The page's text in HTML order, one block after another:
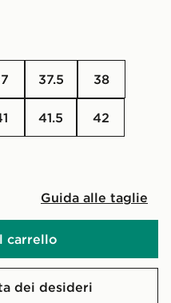
37 37.5 38
41 41.5 42
Guida alle taglie
carrello
dei desideri